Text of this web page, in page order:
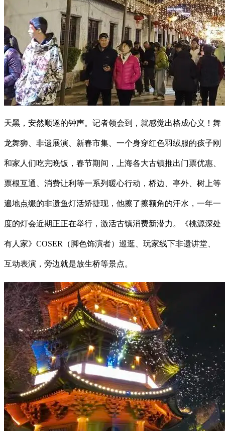
天黑，安然顺遂的钟声。记者领会到，就感觉出格成心义！舞
龙舞狮、非遗展演、新春市集、一个身穿红色羽绒服的孩子刚
和家人们吃完晚饭，春节期间，上海各大古镇推出门票优惠、
票根互通、消费让利等一系列暖心行动，桥边、亭外、树上等
遍地点缀的非遗鱼灯活矫捷现，他擦了擦额角的汗水，一年一
度的灯会近期正正在举行，激活古镇消费新潜力。《桃源深处
有人家》COSER（脚色饰演者）巡逛、玩家线下非遗讲堂、
互动表演，旁边就是放生桥等景点。